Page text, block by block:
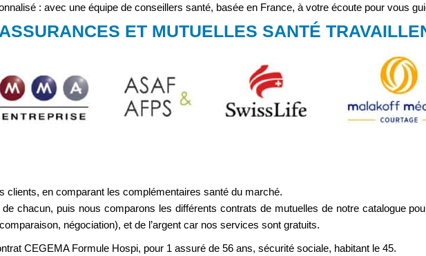
: avec une équipe de conseillers santé, basée en France, à votre écoute pour vous
ET MUTUELLES SANTÉ
clients, en comparant les complémentaires santé du marché.
chacun, puis nous comparons les différents contrats de mutuelles de notre catalogue
négociation), et de l’argent car nos services sont gratuits.
CEGEMA Formule Hospi, pour 1 assuré de 56 ans, sécurité sociale, habitant le 45.